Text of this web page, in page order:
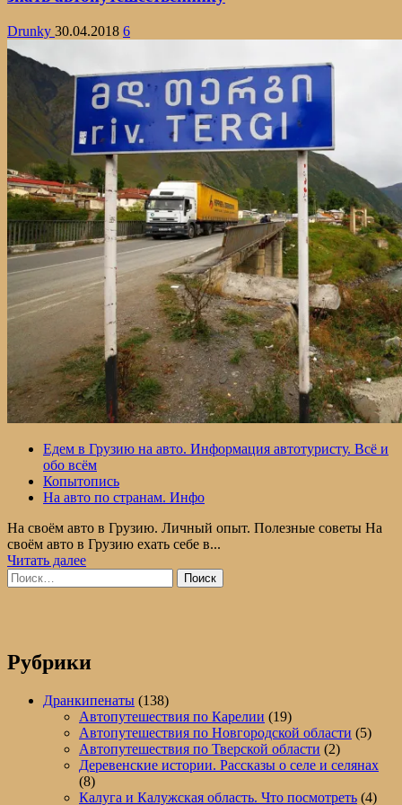
ХII-
Drunky 30.04.2018 6
Едем в Грузию на авто. Информация автотуристу. Всё и
обо всём
Копытопись
На авто по странам. Инфо
На своём авто в Грузию. Личный опыт. Полезные советы На
своём авто в Грузию ехать себе в...
Читать далееПрочитать
о
своём
автомобиле.
бензин,
КПП,
особенности
местных
ПДД.
Всё,
что
Найти:
Рубрики
Дранкипенаты (138)
Автопутешествия по Карелии (19)
Автопутешествия по Новгородской области (5)
Автопутешествия по Тверской области (2)
Деревенские истории. Рассказы о селе и селянах
(8)
Калуга и Калужская область. Что посмотреть (4)